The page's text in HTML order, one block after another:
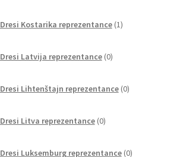
Dresi Kostarika reprezentance 1izdelek
Dresi Latvija reprezentance 0izdelkov
Dresi Lihtenštajn reprezentance 0izdelkov
Dresi Litva reprezentance 0izdelkov
Dresi Luksemburg reprezentance 0